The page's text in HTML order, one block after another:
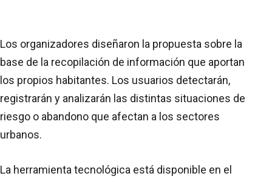
Los organizadores diseñaron la propuesta sobre la
base de la recopilación de información que aportan
los propios habitantes. Los usuarios detectarán,
registrarán y analizarán las distintas situaciones de
riesgo o abandono que afectan a los sectores
urbanos.
La herramienta tecnológica está disponible en el